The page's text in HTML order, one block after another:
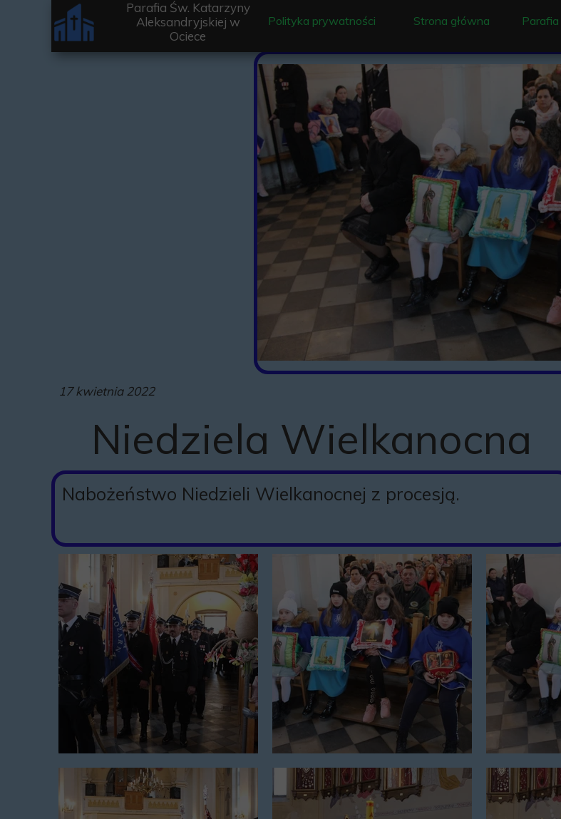
Parafia Św. Katarzyny
Aleksandryjskiej w
Ociece
Polityka prywatności Strona główna Parafia
Historia
Misja
17 kwietnia 2022
Niedziela Wielkanocna
Nabożeństwo Niedzieli Wielkanocnej z procesją.